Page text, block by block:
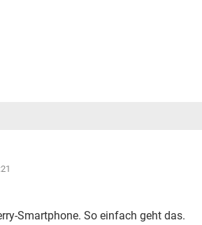
Smartphone. So einfach geht das.